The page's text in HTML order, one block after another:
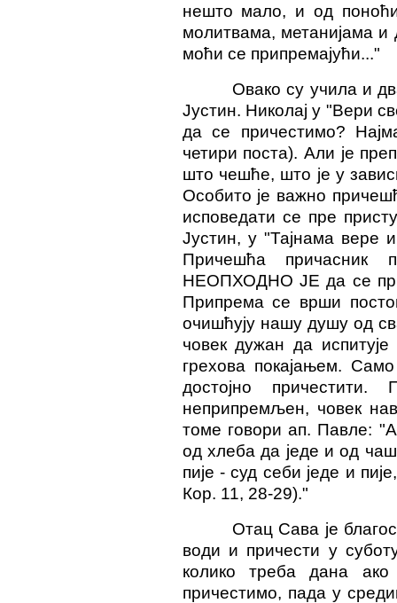
нешто мало, и од
молитвама, метанијама
моћи се припремајући..."
Овако су учила и
Јустин. Николај у "Вери
да се причестимо?
четири поста). Али је
што чешће, што је у
Особито је важно
исповедати се пре
Јустин, у "Тајнама вере
Причешћа
НЕОПХОДНО ЈЕ да се
Припрема се врши
очишћују нашу душу од
човек дужан да
грехова покајањем.
достојно
неприпремљен, човек
томе говори ап. Павле:
од хлеба да једе и од
пије - суд себи једе и
Кор. 11, 28-29)."
Отац Сава је
води и причести у
колико треба дана
причестимо, пада у